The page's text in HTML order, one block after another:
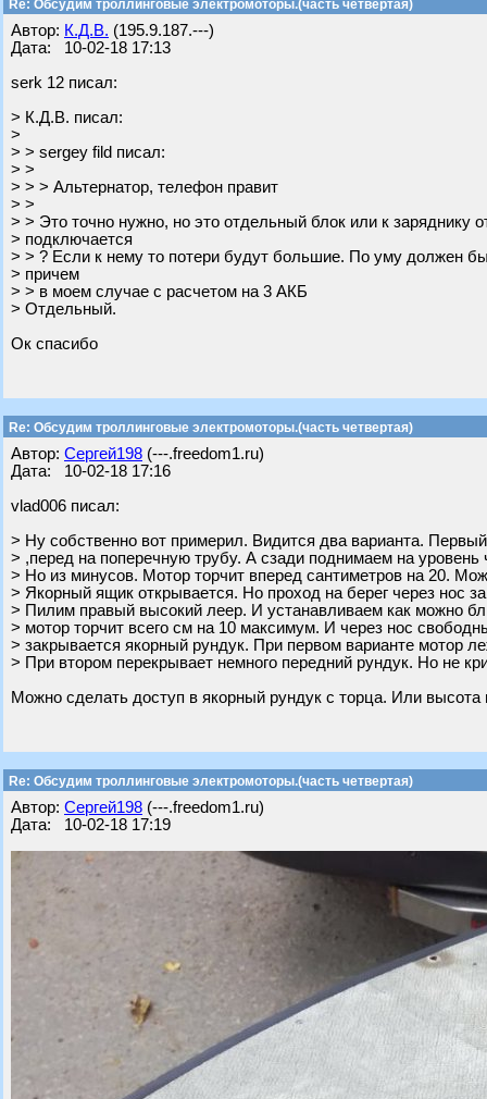
Re: Обсудим троллинговые электромоторы.(часть четвертая)
Автор: К.Д.В. (195.9.187.---)
Дата: 10-02-18 17:13
serk 12 писал:
> К.Д.В. писал:
>
> > sergey fild писал:
> >
> > > Альтернатор, телефон правит
> >
> > Это точно нужно, но это отдельный блок или к заряднику
> подключается
> > ? Если к нему то потери будут большие. По уму должен
> причем
> > в моем случае с расчетом на 3 АКБ
> Отдельный.
Ок спасибо
Re: Обсудим троллинговые электромоторы.(часть четвертая)
Автор: Сергей198 (---.freedom1.ru)
Дата: 10-02-18 17:16
vlad006 писал:
> Ну собственно вот примерил. Видится два варианта.
> ,перед на поперечную трубу. А сзади поднимаем на уровень
> Но из минусов. Мотор торчит вперед сантиметров на 20.
> Якорный ящик открывается. Но проход на берег через нос
> Пилим правый высокий леер. И устанавливаем как можно
> мотор торчит всего см на 10 максимум. И через нос
> закрывается якорный рундук. При первом варианте мотор
> При втором перекрывает немного передний рундук. Но не
Можно сделать доступ в якорный рундук с торца. Или высота
Re: Обсудим троллинговые электромоторы.(часть четвертая)
Автор: Сергей198 (---.freedom1.ru)
Дата: 10-02-18 17:19